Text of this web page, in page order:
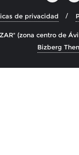
de privacidad
(zona centro de
Bizberg